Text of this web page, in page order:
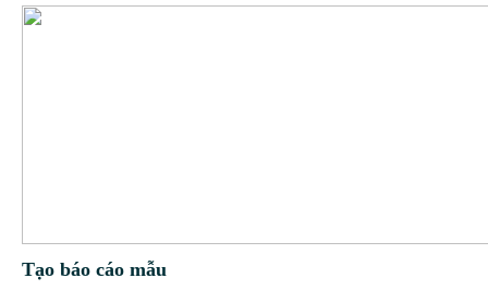
Tạo báo cáo mẫu